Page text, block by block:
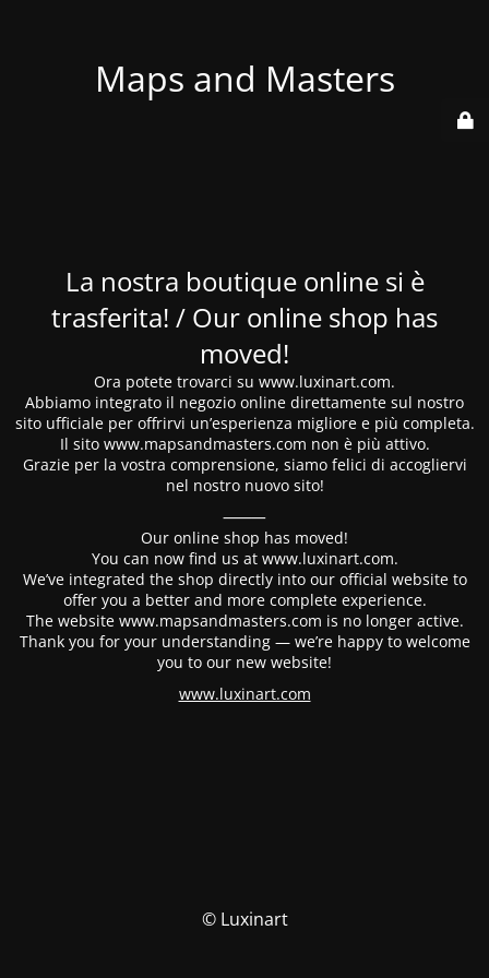
Maps and Masters
La nostra boutique online si è
trasferita! / Our online shop has
moved!
Ora potete trovarci su www.luxinart.com.
Abbiamo integrato il negozio online direttamente sul nostro
sito ufficiale per offrirvi un’esperienza migliore e più completa.
Il sito www.mapsandmasters.com non è più attivo.
Grazie per la vostra comprensione, siamo felici di accogliervi
nel nostro nuovo sito!
⸻
Our online shop has moved!
You can now find us at www.luxinart.com.
We’ve integrated the shop directly into our official website to
offer you a better and more complete experience.
The website www.mapsandmasters.com is no longer active.
Thank you for your understanding — we’re happy to welcome
you to our new website!
www.luxinart.com
© Luxinart